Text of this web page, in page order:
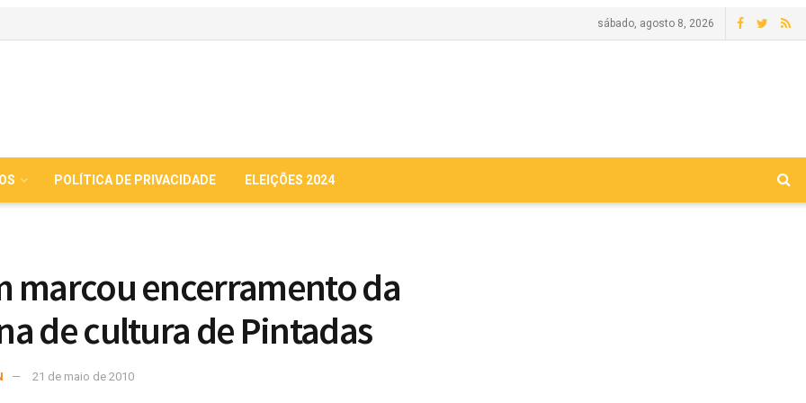
sábado, agosto 8, 2026
POLÍTICA DE PRIVACIDADE ELEIÇÕES 2024
marcou encerramento da
de cultura de Pintadas
21 de maio de 2010